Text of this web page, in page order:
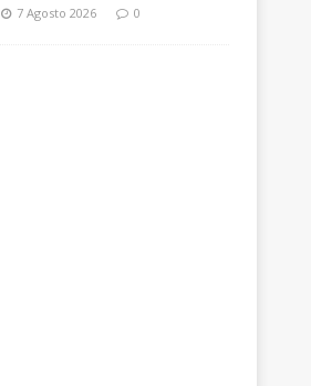
7 Agosto 2026 0